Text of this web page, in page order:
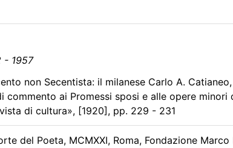
- 1957
non Secentista: il milanese Carlo A.
ai Promessi sposi e alle opere minori
di cultura», [1920], pp. 229 - 231
del Poeta, MCMXXI, Roma, Fondazione Marco